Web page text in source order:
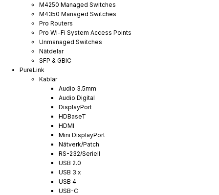
M4250 Managed Switches
M4350 Managed Switches
Pro Routers
Pro Wi-Fi System Access Points
Unmanaged Switches
Nätdelar
SFP & GBIC
PureLink
Kablar
Audio 3.5mm
Audio Digital
DisplayPort
HDBaseT
HDMI
Mini DisplayPort
Nätverk/Patch
RS-232/Seriell
USB 2.0
USB 3.x
USB 4
USB-C